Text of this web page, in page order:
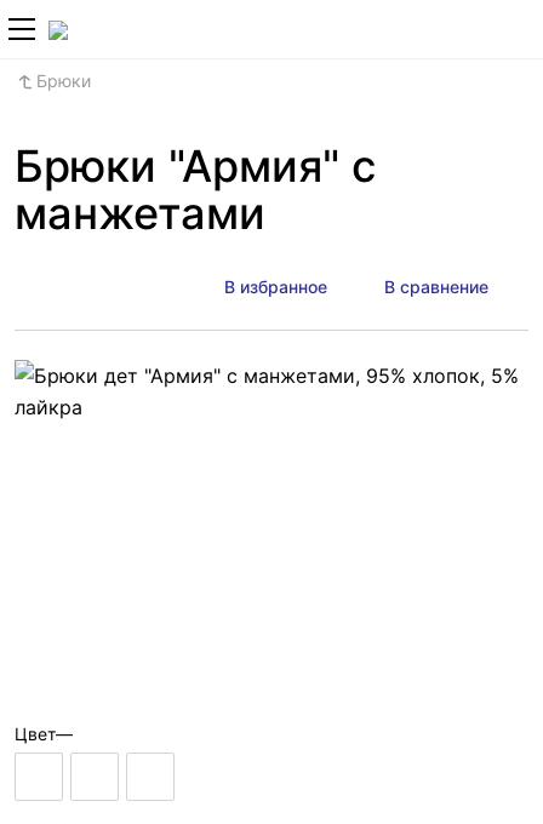
Брюки
Брюки "Армия" с
манжетами
В избранное В сравнение
Цвет—